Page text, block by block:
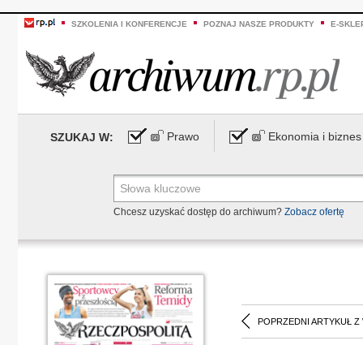
SZKOLENIA I KONFERENCJE POZNAJ NASZE PRODUKTY E-
SZUKAJ W: Prawo Ekonomia i biznes
Chcesz uzyskać dostęp do archiwum? Zobacz ofertę
POPRZEDNI ARTYKUŁ Z